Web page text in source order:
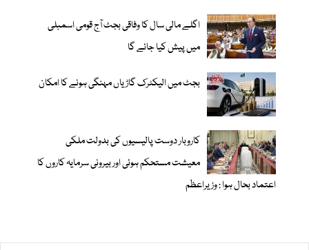
اگلے مالی سال کا وفاقی بجٹ آج قومی اسمبلی
میں پیش کیا جائے گا
بجٹ میں الیکٹرک گاڑیاں مہنگی ہونے کا امکان
کاروبار دوست پالیسیوں کی بدولت ملکی
معیشت مستحکم ہوئی اور بیرونی سرمایہ کاروں کا
اعتماد بحال ہوا : وزیراعظم